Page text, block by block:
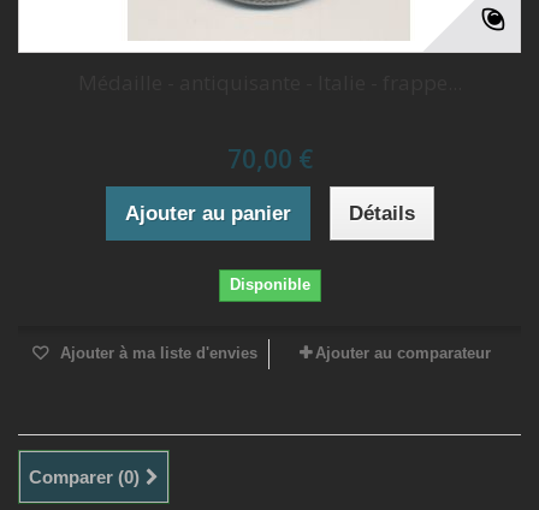
70,00 €
Ajouter au panier Détails
Disponible
Ajouter à ma liste d'envies Ajouter au comparateur
Comparer (0)